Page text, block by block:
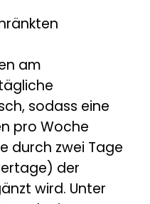
am
sodass eine
pro Woche
durch zwei Tage
der
wird. Unter